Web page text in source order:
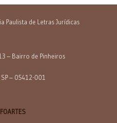
Paulista de Letras Jurídicas
– Bairro de Pinheiros
– 05412-001